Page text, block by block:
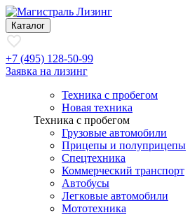
Каталог
+7 (495) 128-50-99
Заявка на лизинг
Техника с пробегом
Новая техника
Техника с пробегом
Грузовые автомобили
Прицепы и полуприцепы
Спецтехника
Коммерческий транспорт
Автобусы
Легковые автомобили
Мототехника